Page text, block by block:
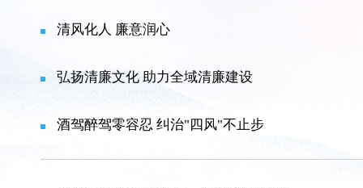
清风化人 廉意润心
弘扬清廉文化 助力全域清廉建设
酒驾醉驾零容忍 纠治"四风"不止步